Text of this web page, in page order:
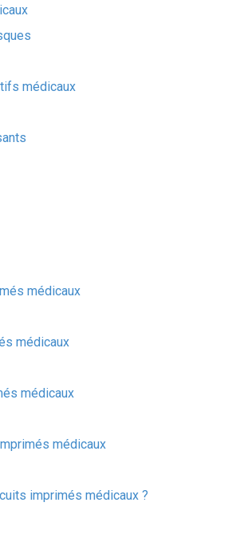
médicaux
médicaux
médicaux
médicaux
médicaux
imprimés médicaux ?